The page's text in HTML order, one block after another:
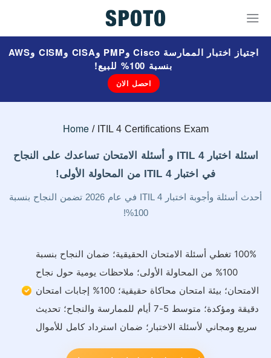
اجتياز اختبار الممارسة Cisco وPMP وCISA وCISM وAWS
بنسبة 100% للبيع!
احصل الان
Home ITIL 4 Certifications Exam
اسئلة اختبار ITIL 4 و أسئلة الامتحان تساعدك على النجاح
في اختبار ITIL 4 من المحاولة الأولى!
أحدث أسئلة وأجوبة اختبار ITIL 4 في عام 2026 تضمن النجاح بنسبة
100%!
100% تغطي أسئلة الامتحان الحقيقية؛ ضمان النجاح بنسبة
100% من المحاولة الأولى؛ ملاحظات يومية حول نجاح
الامتحان؛ بيئة امتحان محاكاة حقيقية؛ 100% إجابات امتحان
دقيقة ومؤكدة؛ متوسط 5-7 أيام للممارسة والنجاح؛ تحديث
سريع ومجاني لأسئلة الاختبار؛ ضمان استرداد كامل للأموال